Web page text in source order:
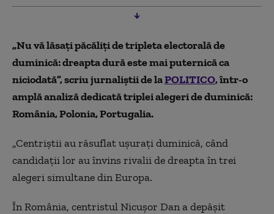
„Nu vă lăsați păcăliți de tripleta electorală de
duminică: dreapta dură este mai puternică ca
niciodată”, scriu jurnaliștii de laPOLITICO, într-o
amplă analiză dedicată triplei alegeri de duminică:
România, Polonia, Portugalia.
„Centriștii au răsuflat ușurați duminică, când
candidații lor au învins rivalii de dreapta în trei
alegeri simultane din Europa.
În România, centristul Nicușor Dan a depășit